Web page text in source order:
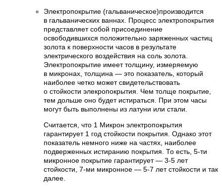
Электропокрытие (гальваническое)производится
в гальванических ваннах. Процесс электропокрытия
представляет собой присоединение
освободившихся положительно заряженных частиц
золота к поверхности часов в результате
электрического воздействия на соль золота.
Электропокрытие имеет толщину, измеряемую
в микронах, толщина — это показатель, который
наиболее четко может свидетельствовать
о стойкости элекропокрытия. Чем толще покрытие,
тем дольше оно будет истираться. При этом часы
могут быть выполнены из латуни или стали.
Считается, что 1 Микрон электропокрытия
гарантирует 1 год стойкости покрытия. Однако этот
показатель немного ниже на частях, наиболее
подверженных истиранию покрытия. То есть, 5-ти
микронное покрытие гарантирует — 3-5 лет
стойкости, 7-ми микронное — 5-7 лет стойкости и так
далее.